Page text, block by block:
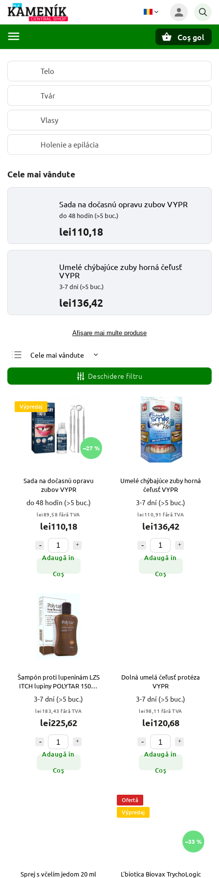
Coş gol
Telo
Tvár
Vlasy
Holenie a epilácia
Cele mai vândute
Sada na dočasnú opravu zubov VYPR
do 48 hodín (>5 buc.)
lei110,18
Umelé chýbajúce zuby horná čeľusť
VYPR
3-7 dní (>5 buc.)
lei136,42
Afişare mai multe produse
Cele mai vândute
Cele mai ieftine
Cele mai scumpe
Alfabetic
Deschidere filtru
Výpredaj
–27 %
Sada na dočasnú opravu
zubov VYPR
do 48 hodín (>5 buc.)
lei89,58 fără TVA
lei110,18
Adaugă în
Coş
Umelé chýbajúce zuby horná
čeľusť VYPR
3-7 dní (>5 buc.)
lei110,91 fără TVA
lei136,42
Adaugă în
Coş
Šampón proti lupeninám LZS
ITCH lupiny POLYTAR 150ml
VYPR
3-7 dní (>5 buc.)
lei183,43 fără TVA
lei225,62
Adaugă în
Coş
Dolná umelá čeľusť protéza
VYPR
3-7 dní (>5 buc.)
lei98,11 fără TVA
lei120,68
Adaugă în
Coş
Sprej s včelím jedom 20 ml
Ofertă
Výpredaj
–33 %
L'biotica Biovax TrychoLogic